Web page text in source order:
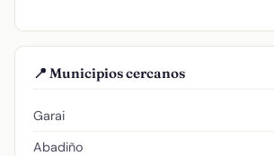
📍 Municipios cercanos
Garai
Abadiño